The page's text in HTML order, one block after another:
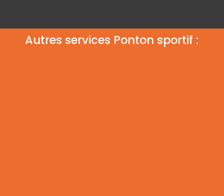
Autres services Ponton sportif :